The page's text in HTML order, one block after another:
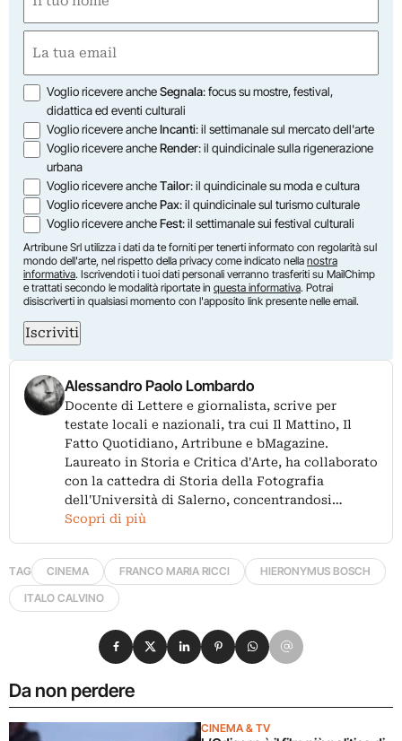
(Obbligatorio)
Nome
(Obbligatorio)
Opzioni
Voglio ricevere ancheSegnala: focus su mostre, festival,
didattica ed eventi culturali
Voglio ricevere ancheIncanti: il settimanale sul mercato dell'arte
Voglio ricevere ancheRender: il quindicinale sulla rigenerazione
urbana
Voglio ricevere ancheTailor: il quindicinale su moda e cultura
Voglio ricevere anchePax: il quindicinale sul turismo culturale
Voglio ricevere ancheFest: il settimanale sui festival culturali
Artribune Srl utilizza i dati da te forniti per tenerti informato con regolarità sul
mondo dell'arte, nel rispetto della privacy come indicato nella nostra
informativa. Iscrivendoti i tuoi dati personali verranno trasferiti su MailChimp
e trattati secondo le modalità riportate in questa informativa. Potrai
disiscriverti in qualsiasi momento con l'apposito link presente nelle email.
Iscriviti
Alessandro Paolo Lombardo
Docente di Lettere e giornalista, scrive per
testate locali e nazionali, tra cui Il Mattino, Il
Fatto Quotidiano, Artribune e bMagazine.
Laureato in Storia e Critica d'Arte, ha collaborato
con la cattedra di Storia della Fotografia
dell'Università di Salerno, concentrandosi…
Scopri di più
TAG CINEMA FRANCO MARIA RICCI
HIERONYMUS BOSCH
ITALO CALVINO
Da non perdere
CINEMA & TV
Condividi su Facebook
Condividi su X
Condividi su LinkedIn
Condividi su Pinterest
Condividi su WhatsApp
Condividi su Email